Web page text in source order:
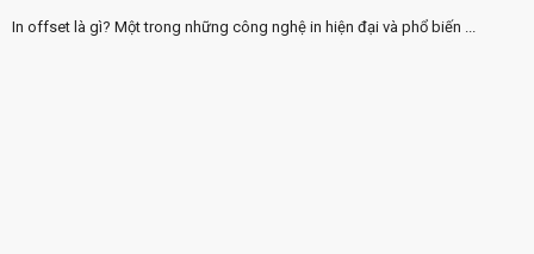
In offset là gì? Một trong những công nghệ in hiện đại và phổ biến ...